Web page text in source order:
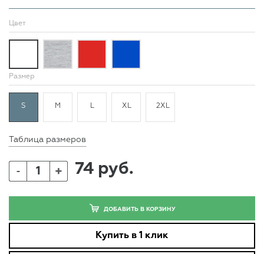
Цвет
Размер
S M L XL 2XL
Таблица размеров
- + 74 руб.
ДОБАВИТЬ В КОРЗИНУ
Купить в 1 клик